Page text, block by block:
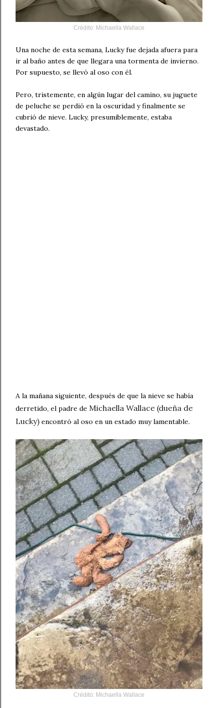
Crédito: Michaella Wallace
Una noche de esta semana, Lucky fue dejada afuera para
ir al baño antes de que llegara una tormenta de invierno.
Por supuesto, se llevó al oso con él.
Pero, tristemente, en algún lugar del camino, su juguete
de peluche se perdió en la oscuridad y finalmente se
cubrió de nieve. Lucky, presumiblemente, estaba
devastado.
A la mañana siguiente, después de que la nieve se había
derretido, el padre de Michaella Wallace (dueña de
Lucky) encontró al oso en un estado muy lamentable.
Crédito: Michaella Wallace